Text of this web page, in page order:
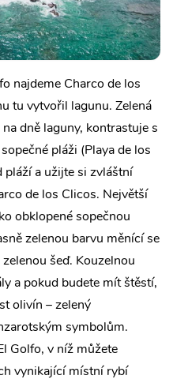
najdeme Charco de los
tu vytvořil lagunu. Zelená
dně laguny, kontrastuje s
pláži (Playa de los
pláží a užijte si zvláštní
de los Clicos. Největší
obklopené sopečnou
zelenou barvu měnící se
šeď. Kouzelnou
a pokud budete mít štěstí,
olivín – zelený
symbolům.
Golfo, v níž můžete
vynikající místní rybí